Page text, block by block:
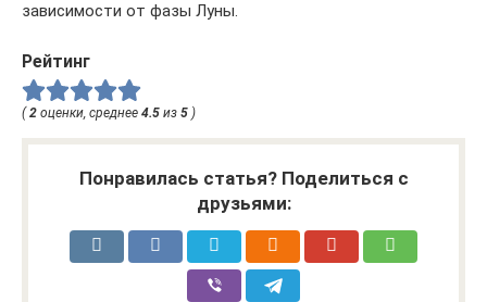
зависимости от фазы Луны.
Рейтинг
( 2 оценки, среднее 4.5 из 5 )
Понравилась статья? Поделиться с
друзьями: